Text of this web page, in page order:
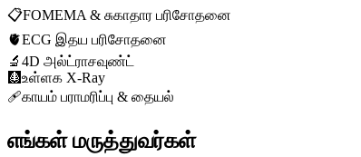
📋FOMEMA & சுகாதார பரிசோதனை
🫀ECG இதய பரிசோதனை
🔬 4D அல்ட்ராசவுண்ட்
🩻உள்ளக X-Ray
🩹காயம் பராமரிப்பு & தையல்
எங்கள் மருத்துவர்கள்